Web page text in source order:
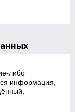
информация,